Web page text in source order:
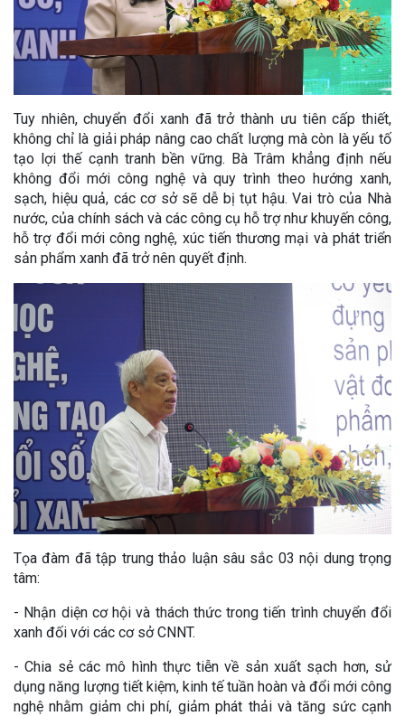
Tuy nhiên, chuyển đổi xanh đã trở thành ưu tiên cấp thiết,
không chỉ là giải pháp nâng cao chất lượng mà còn là yếu tố
tạo lợi thế cạnh tranh bền vững. Bà Trâm khẳng định nếu
không đổi mới công nghệ và quy trình theo hướng xanh,
sạch, hiệu quả, các cơ sở sẽ dễ bị tụt hậu. Vai trò của Nhà
nước, của chính sách và các công cụ hỗ trợ như khuyến công,
hỗ trợ đổi mới công nghệ, xúc tiến thương mại và phát triển
sản phẩm xanh đã trở nên quyết định.
Tọa đàm đã tập trung thảo luận sâu sắc 03 nội dung trọng
tâm:
- Nhận diện cơ hội và thách thức trong tiến trình chuyển đổi
xanh đối với các cơ sở CNNT.
- Chia sẻ các mô hình thực tiễn về sản xuất sạch hơn, sử
dụng năng lượng tiết kiệm, kinh tế tuần hoàn và đổi mới công
nghệ nhằm giảm chi phí, giảm phát thải và tăng sức cạnh